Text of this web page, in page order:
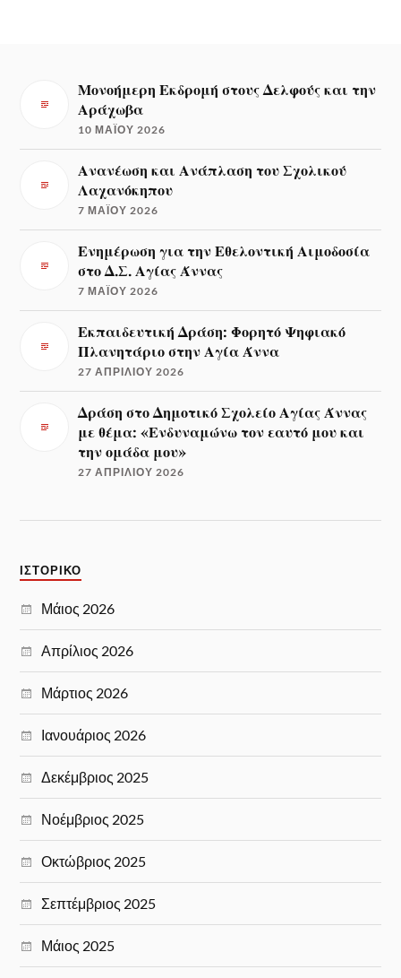
Μονοήμερη Εκδρομή στους Δελφούς και την
Αράχωβα
10 ΜΑΪ́ΟΥ 2026
Ανανέωση και Ανάπλαση του Σχολικού
Λαχανόκηπου
7 ΜΑΪ́ΟΥ 2026
Ενημέρωση για την Εθελοντική Αιμοδοσία
στο Δ.Σ. Αγίας Άννας
7 ΜΑΪ́ΟΥ 2026
Εκπαιδευτική Δράση: Φορητό Ψηφιακό
Πλανητάριο στην Αγία Άννα
27 ΑΠΡΙΛΊΟΥ 2026
Δράση στο Δημοτικό Σχολείο Αγίας Άννας
με θέμα: «Ενδυναμώνω τον εαυτό μου και
την ομάδα μου»
27 ΑΠΡΙΛΊΟΥ 2026
ΙΣΤΟΡΙΚΌ
Μάιος 2026
Απρίλιος 2026
Μάρτιος 2026
Ιανουάριος 2026
Δεκέμβριος 2025
Νοέμβριος 2025
Οκτώβριος 2025
Σεπτέμβριος 2025
Μάιος 2025